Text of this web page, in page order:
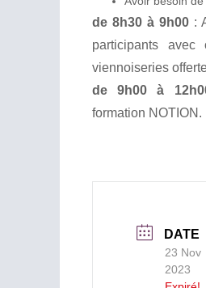
de 8h30 à 9h00 :
participants avec
viennoiseries
de 9h00 à
formation NOTION.
DATE
23 Nov
2023